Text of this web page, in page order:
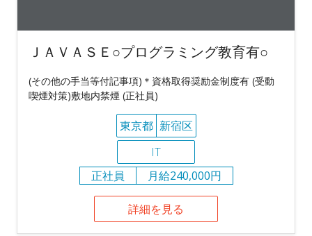
ＪＡＶＡＳＥ○プログラミング教育有○
(その他の手当等付記事項)＊資格取得奨励金制度有 (受動
喫煙対策)敷地内禁煙 (正社員)
東京都 新宿区
IT
正社員
月給240,000円
詳細を見る